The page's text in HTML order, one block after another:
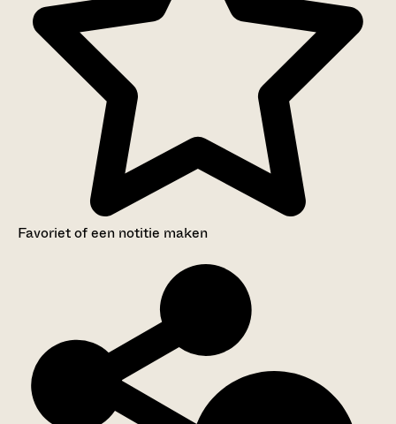
Favoriet of een notitie maken